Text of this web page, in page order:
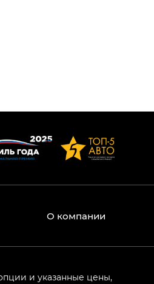
О компании
и указанные цены,